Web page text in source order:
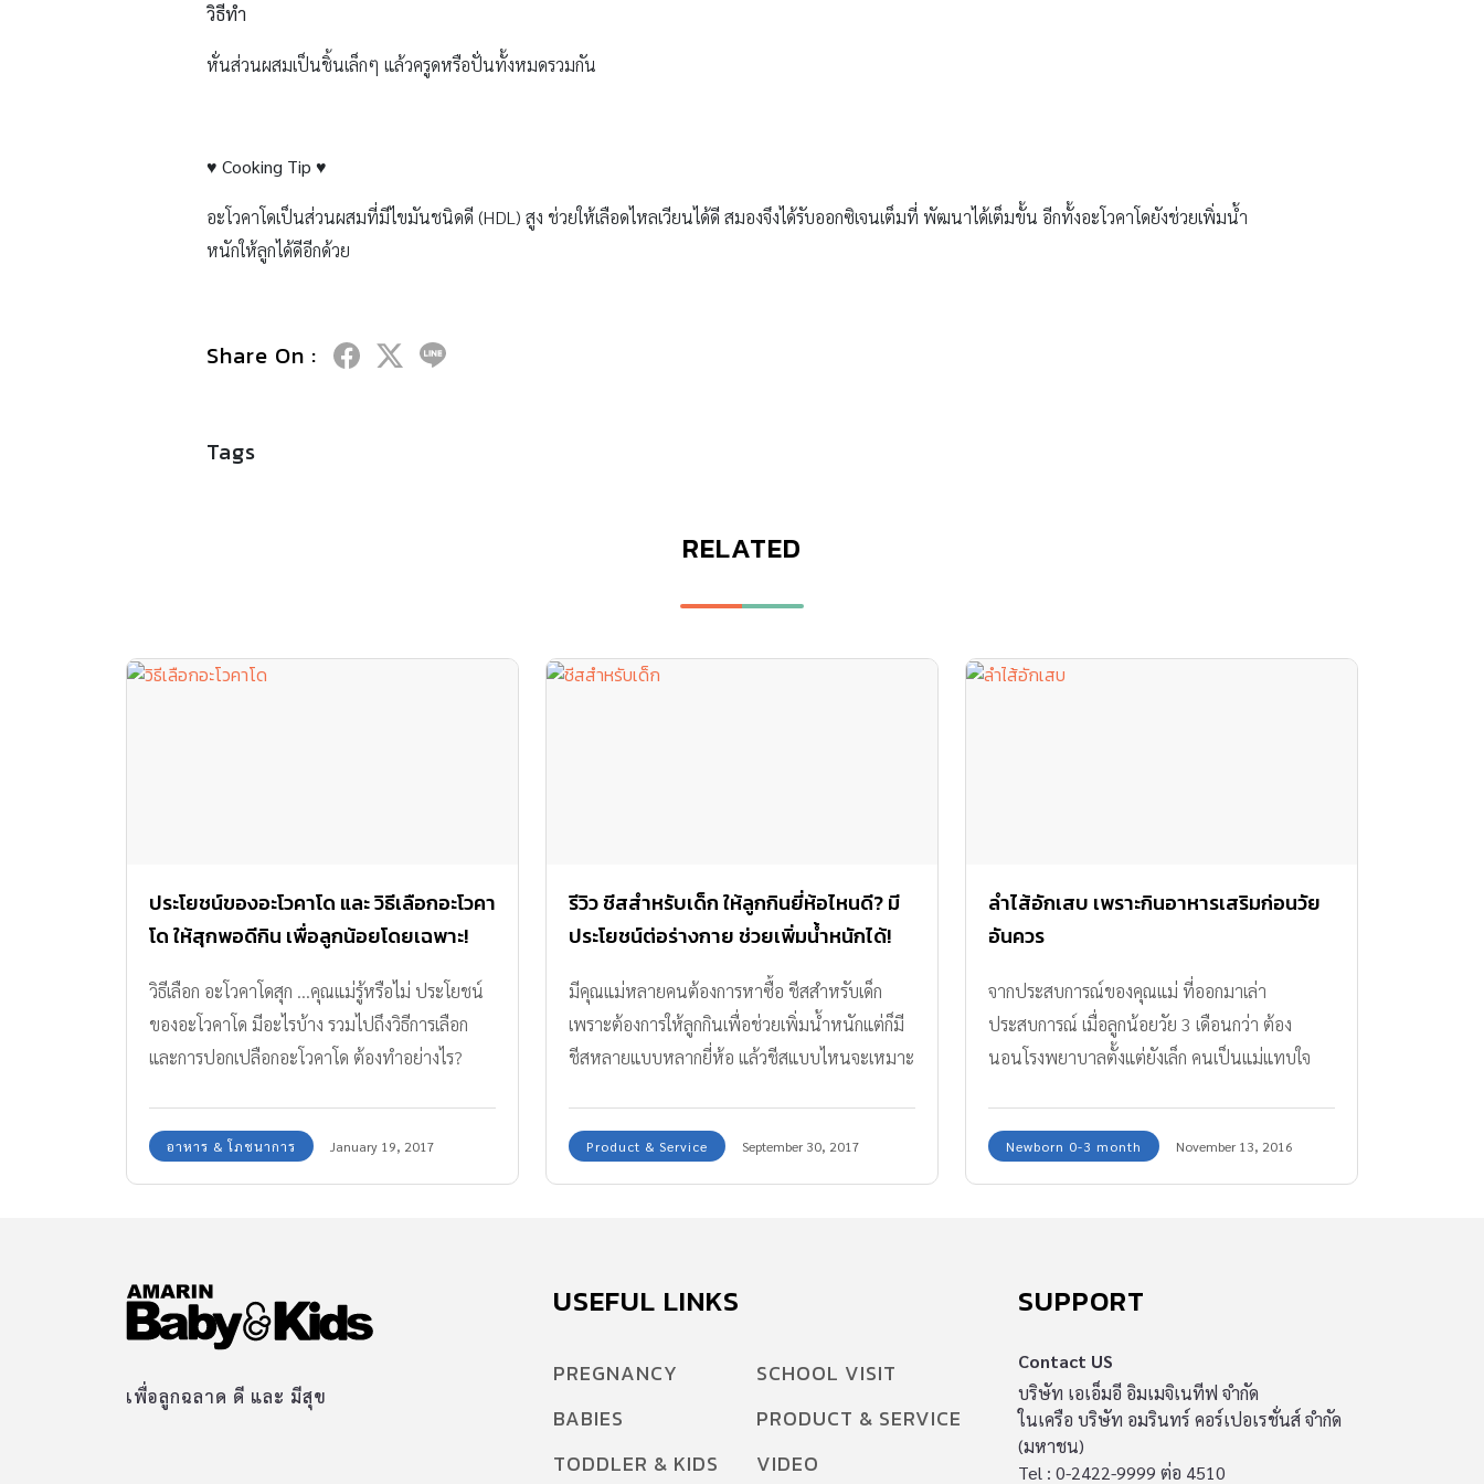
วิธีทำ
หั่นส่วนผสมเป็นชิ้นเล็กๆ แล้วครูดหรือปั่นทั้งหมดรวมกัน
♥ Cooking Tip ♥
อะโวคาโดเป็นส่วนผสมที่มีไขมันชนิดดี (HDL) สูง ช่วยให้เลือดไหลเวียนได้ดี สมองจึงได้รับออกซิเจนเต็มที่ พัฒนาได้เต็มขั้น อีกทั้งอะโวคาโดยังช่วยเพิ่มน้ำ
หนักให้ลูกได้ดีอีกด้วย
Share On :
Tags
RELATED
ประโยชน์ของอะโวคาโด และ วิธีเลือกอะโวคา
โด ให้สุกพอดีกิน เพื่อลูกน้อยโดยเฉพาะ!
วิธีเลือก อะโวคาโดสุก ...คุณแม่รู้หรือไม่ ประโยชน์
ของอะโวคาโด มีอะไรบ้าง รวมไปถึงวิธีการเลือก
และการปอกเปลือกอะโวคาโด ต้องทำอย่างไร?
อาหาร & โภชนาการ January 19, 2017
รีวิว ชีสสำหรับเด็ก ให้ลูกกินยี่ห้อไหนดี? มี
ประโยชน์ต่อร่างกาย ช่วยเพิ่มน้ำหนักได้!
มีคุณแม่หลายคนต้องการหาซื้อ ชีสสำหรับเด็ก
เพราะต้องการให้ลูกกินเพื่อช่วยเพิ่มน้ำหนักแต่ก็มี
ชีสหลายแบบหลากยี่ห้อ แล้วชีสแบบไหนจะเหมาะ
Product & Service September 30, 2017
ลำไส้อักเสบ เพราะกินอาหารเสริมก่อนวัย
อันควร
จากประสบการณ์ของคุณแม่ ที่ออกมาเล่า
ประสบการณ์ เมื่อลูกน้อยวัย 3 เดือนกว่า ต้อง
นอนโรงพยาบาลตั้งแต่ยังเล็ก คนเป็นแม่แทบใจ
เดือน ป้อนมาเป็นเดือน จนลูกน้อย ลำไส้อักเสบ
Newborn 0-3 month November 13, 2016
เพื่อลูกฉลาด ดี และ มีสุข
USEFUL LINKS
PREGNANCY
BABIES
TODDLER & KIDS
SCHOOL VISIT
PRODUCT & SERVICE
VIDEO
SUPPORT
Contact US
บริษัท เอเอ็มอี อิมเมจิเนทีฟ จำกัด
ในเครือ บริษัท อมรินทร์ คอร์เปอเรชั่นส์ จำกัด
(มหาชน)
Tel : 0-2422-9999 ต่อ 4510